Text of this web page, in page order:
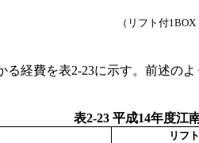
（リフト付
経費を表2-23に示す。前述の
表2-23 平成14年度江
リフ